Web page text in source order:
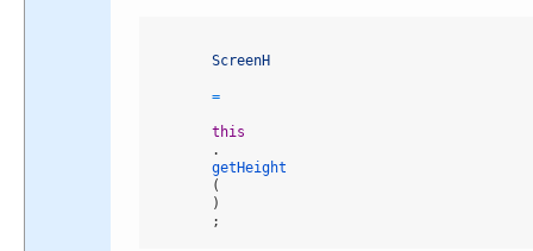
ScreenH
=
this
.
getHeight
(
)
;